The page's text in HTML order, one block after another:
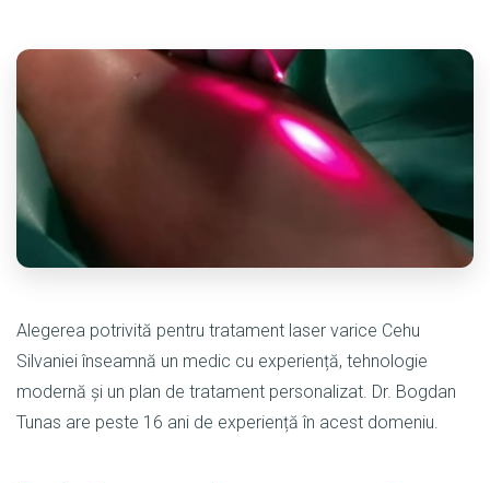
Alegerea potrivită pentru tratament laser varice Cehu
Silvaniei înseamnă un medic cu experiență, tehnologie
modernă și un plan de tratament personalizat. Dr. Bogdan
Tunas are peste 16 ani de experiență în acest domeniu.